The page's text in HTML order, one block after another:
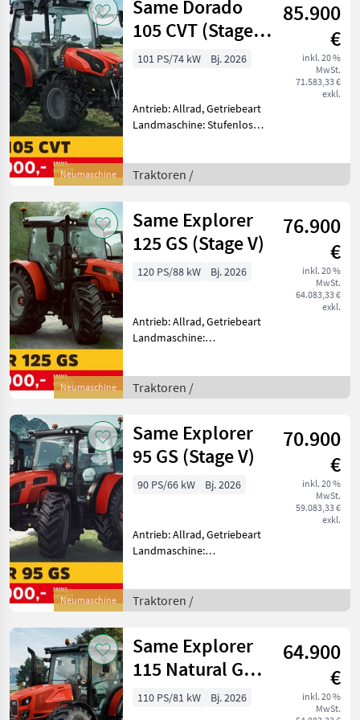
km/h: 50 km/h, Aufladung:
Tu
Neumaschine
Same Dorado
105 CVT (Stage
V)
85.900
€
inkl. 20 %
MwSt.
71.583,33 €
exkl.
101 PS/74 kW Bj. 2026
Antrieb: Allrad, Getriebeart
Landmaschine: Stufenloses
540/540E/1000,
Höchstgeschwindigkeit in
Traktoren /
Neumaschine
Same Explorer
125 GS (Stage V)
76.900
€
inkl. 20 %
MwSt.
64.083,33 €
exkl.
120 PS/88 kW Bj. 2026
Antrieb: Allrad, Getriebeart
Landmaschine:
Zapfwellendrehzahl:
540/540E/1000/1000E,
km/h: 40 km/h, Aufladu
Traktoren /
Neumaschine
Same Explorer
95 GS (Stage V)
70.900
€
inkl. 20 %
MwSt.
59.083,33 €
exkl.
90 PS/66 kW Bj. 2026
Antrieb: Allrad, Getriebeart
Landmaschine:
Zapfwellendrehzahl:
540/540E/1000/1000E,
km/h: 40 km/h, Aufladu
Traktoren /
Same Explorer
115 Natural GS
(Stage V)
64.900
€
inkl. 20 %
MwSt.
110 PS/81 kW Bj. 2026